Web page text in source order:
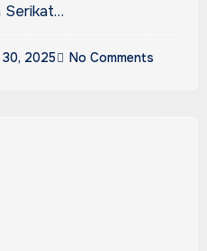
Serikat…
2025 No Comments